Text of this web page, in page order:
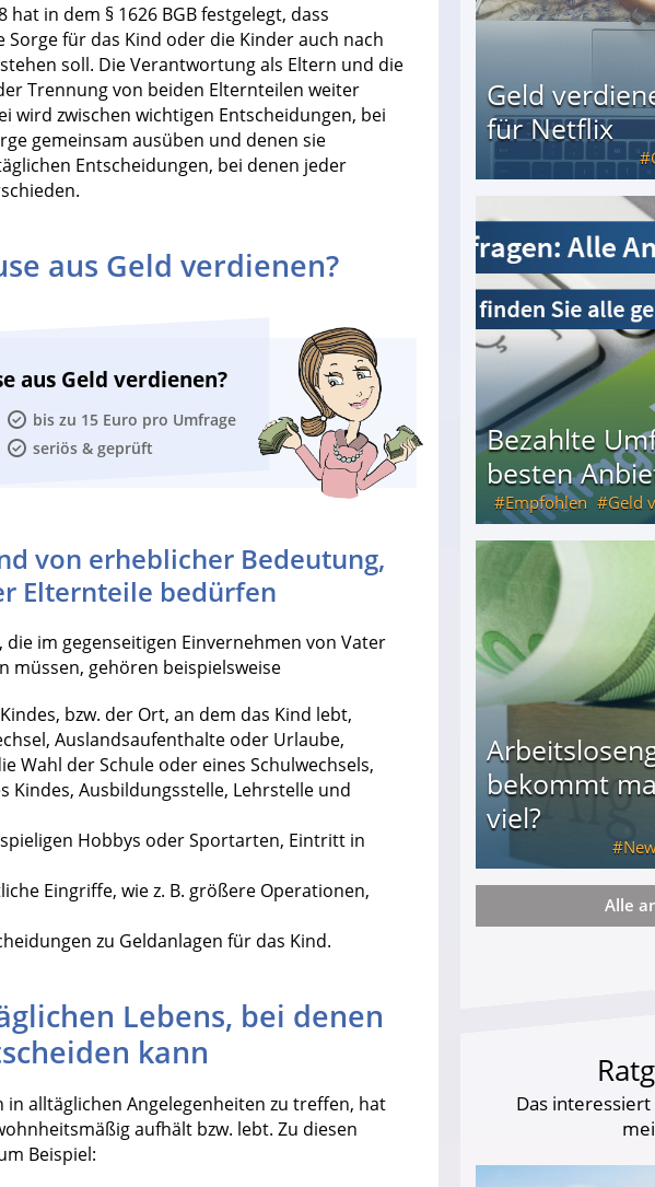
in dem § 1626 BGB festgelegt, dass
für das Kind oder die Kinder auch nach
soll. Die Verantwortung als Eltern und die
Trennung von beiden Elternteilen weiter
wird zwischen wichtigen Entscheidungen, bei
gemeinsam ausüben und denen sie
Entscheidungen, bei denen jeder
aus Geld verdienen?
aus Geld verdienen?
bis zu 15 Euro pro Umfrage
seriös & geprüft
von erheblicher Bedeutung,
Elternteile bedürfen
im gegenseitigen Einvernehmen von Vater
müssen, gehören beispielsweise
bzw. der Ort, an dem das Kind lebt,
Auslandsaufenthalte oder Urlaube,
Wahl der Schule oder eines Schulwechsels,
Kindes, Ausbildungsstelle, Lehrstelle und
Hobbys oder Sportarten, Eintritt in
Eingriffe, wie z. B. größere Operationen,
zu Geldanlagen für das Kind.
Lebens, bei denen
kann
in alltäglichen Angelegenheiten zu treffen, hat
aufhält bzw. lebt. Zu diesen
Beispiel:
Geld
für Netflix
Bezahlte
besten
Empfohlen Geld
Bezahlte Umfragen - Die besten Anbieter
bekommt
viel?
Arbeitslosengeld: Wofür bekommt man es und wie viel?
Alle
Das